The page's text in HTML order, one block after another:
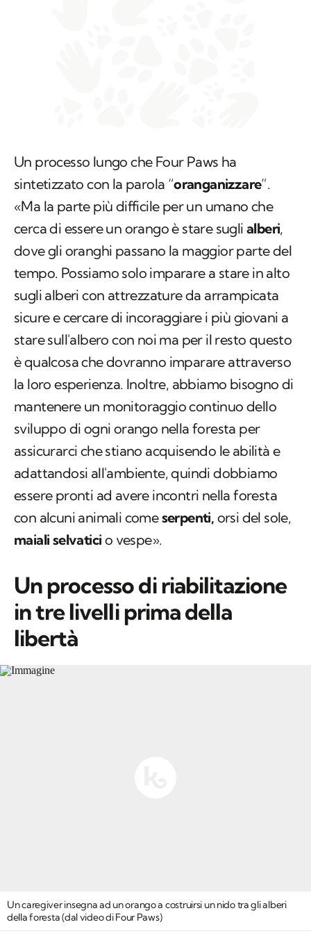
Un processo lungo che Four Paws ha
sintetizzato con la parola “oranganizzare”.
«Ma la parte più difficile per un umano che
cerca di essere un orango è stare sugli alberi,
dove gli oranghi passano la maggior parte del
tempo. Possiamo solo imparare a stare in alto
sugli alberi con attrezzature da arrampicata
sicure e cercare di incoraggiare i più giovani a
stare sull'albero con noi ma per il resto questo
è qualcosa che dovranno imparare attraverso
la loro esperienza. Inoltre, abbiamo bisogno di
mantenere un monitoraggio continuo dello
sviluppo di ogni orango nella foresta per
assicurarci che stiano acquisendo le abilità e
adattandosi all'ambiente, quindi dobbiamo
essere pronti ad avere incontri nella foresta
con alcuni animali comeserpenti, orsi del sole,
maiali selvatici o vespe».
Un processo di riabilitazione
in tre livelli prima della
libertà
Un caregiver insegna ad un orango a costruirsi un nido tra gli alberi
della foresta (dal video di Four Paws)